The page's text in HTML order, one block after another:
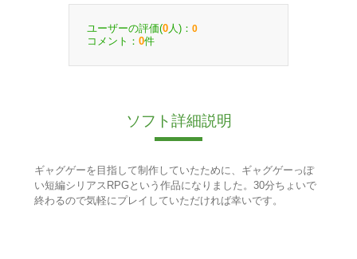
ユーザーの評価(0 人)： 0
コメント： 0件
ソフト詳細説明
ギャグゲーを目指して制作していたために、ギャグゲーっぽ
い短編シリアスRPGという作品になりました。30分ちょいで
終わるので気軽にプレイしていただければ幸いです。